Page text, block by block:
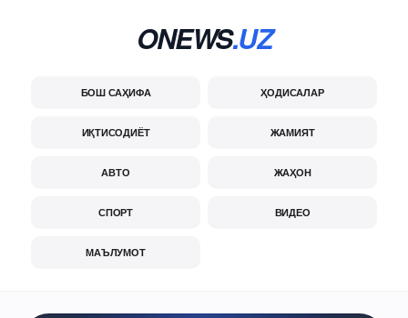
ONEWS.UZ
БОШ САҲИФА ҲОДИСАЛАР
ИҚТИСОДИЁТ ЖАМИЯТ
АВТО ЖАҲОН
СПОРТ ВИДЕО
МАЪЛУМОТ